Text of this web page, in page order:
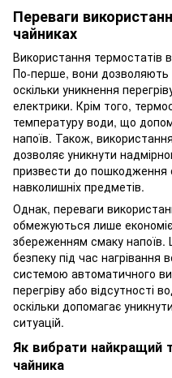
Переваги
чайниках
Використання термостатів
По-перше, вони дозволяють
оскільки уникнення
електрики. Крім того,
температуру води, що
напоїв. Також,
дозволяє уникнути
призвести до пошкодження
навколишніх предметів.
Однак, переваги
обмежуються лише
збереженням смаку напоїв.
безпеку під час
системою автоматичного
перегріву або відсутності
оскільки допомагає
ситуацій.
Як вибрати найкращий
чайника